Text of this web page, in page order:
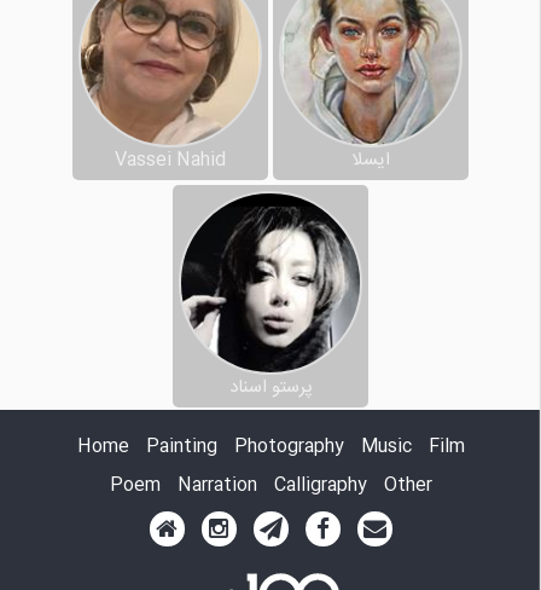
ایسلا Vassei Nahid
پرستو اسناد
Home
Painting Photography Music
Film
Poem
Narration Calligraphy Other